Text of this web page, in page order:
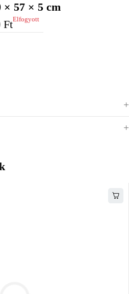
× 57 × 5 cm
FtElfogyott